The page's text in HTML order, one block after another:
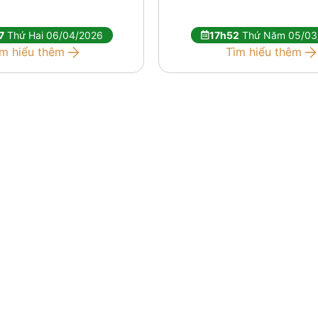
Thứ Hai 06/04/2026
hiểu thêm
17h52 Thứ Năm 05/
Tìm hiểu thêm